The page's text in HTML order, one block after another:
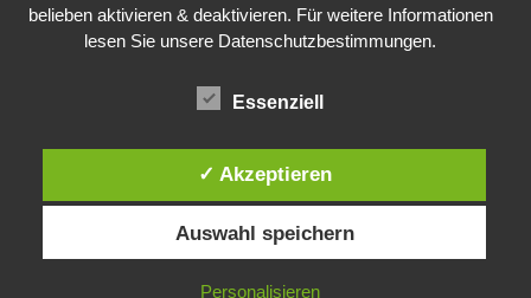
belieben aktivieren & deaktivieren. Für weitere Informationen
lesen Sie unsere Datenschutzbestimmungen.
Essenziell
✓ Akzeptieren
Auswahl speichern
Personalisieren